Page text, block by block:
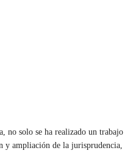
no solo se ha realizado un
ampliación de la